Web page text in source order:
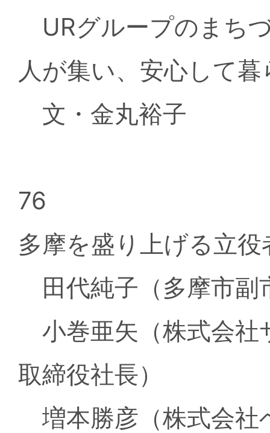
URグループのまち
人が集い、安心して
文・金丸裕子
76
多摩を盛り上げる立役
田代純子（多摩市副
小巻亜矢（株式会社
取締役社長）
増本勝彦（株式会社